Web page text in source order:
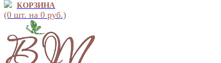
КОРЗИНА
(0 шт. на 0 руб.)